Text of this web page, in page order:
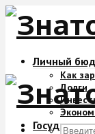
Личный
Как
Долги